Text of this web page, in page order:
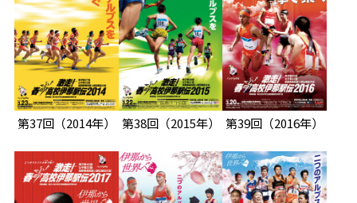
第37回（2014年） 第38回（2015年） 第39回 （2016年）